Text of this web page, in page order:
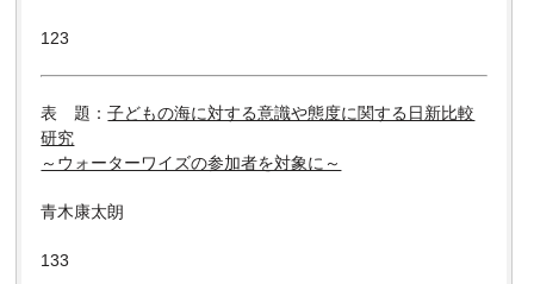
123
表 題：子どもの海に対する意識や態度に関する日新比較
研究
～ウォーターワイズの参加者を対象に～
青木康太朗
133